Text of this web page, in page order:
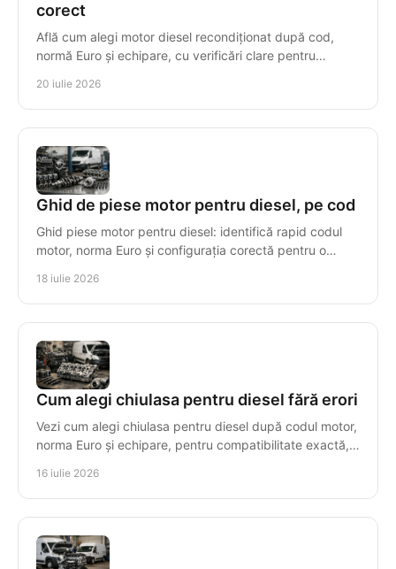
corect
Află cum alegi motor diesel recondiționat după cod,
normă Euro și echipare, cu verificări clare pentru
20 iulie 2026
Ghid de piese motor pentru diesel, pe cod
Ghid piese motor pentru diesel: identifică rapid codul
motor, norma Euro și configurația corectă pentru o
18 iulie 2026
Cum alegi chiulasa pentru diesel fără erori
Vezi cum alegi chiulasa pentru diesel după codul motor,
norma Euro și echipare, pentru compatibilitate exactă,
16 iulie 2026